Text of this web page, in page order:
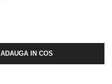
ADAUGA IN COS